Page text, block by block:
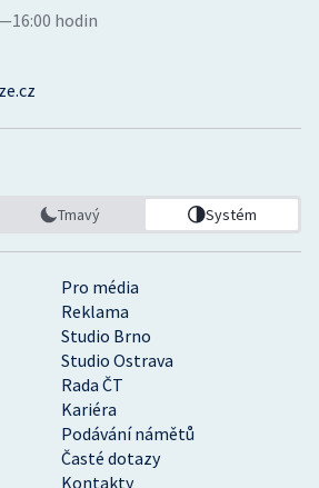
Pro média
Reklama
Studio Brno
Studio Ostrava
Rada ČT
Kariéra
Podávání námětů
Časté dotazy
Kontakty
hodin
Tmavý Systém